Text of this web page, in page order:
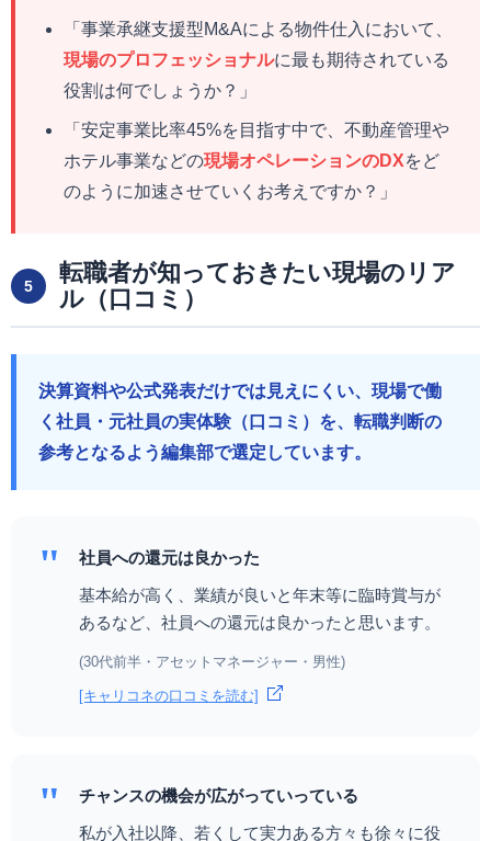
「事業承継支援型M&Aによる物件仕入において、
現場のプロフェッショナルに最も期待されている
役割は何でしょうか？」
「安定事業比率45%を目指す中で、不動産管理や
ホテル事業などの現場オペレーションのDXをど
のように加速させていくお考えですか？」
5
転職者が知っておきたい現場のリア
ル（口コミ）
決算資料や公式発表だけでは見えにくい、現場で働
く社員・元社員の実体験（口コミ）を、転職判断の
参考となるよう編集部で選定しています。
"
社員への還元は良かった
基本給が高く、業績が良いと年末等に臨時賞与が
あるなど、社員への還元は良かったと思います。
(30代前半・アセットマネージャー・男性)
[キャリコネの口コミを読む]
"
チャンスの機会が広がっていっている
私が入社以降、若くして実力ある方々も徐々に役